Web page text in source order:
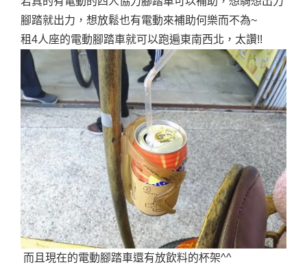
腳踏就出力，想放鬆也有電動來補助何樂而不為~
租4人座的電動腳踏車就可以跑遍東南西北，太讚!!
而且現在的電動腳踏車還有放飲料的杯架^^